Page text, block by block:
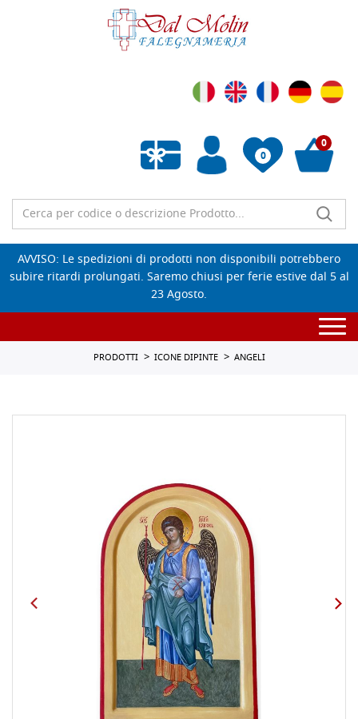
0
Wishlist vuota
0
AVVISO: Le spedizioni di prodotti non disponibili potrebbero
subire ritardi prolungati. Saremo chiusi per ferie estive dal 5 al
23 Agosto.
PRODOTTI ICONE DIPINTE ANGELI